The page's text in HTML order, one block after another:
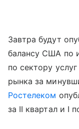
Завтра будут
балансу США по
по сектору
рынка за
Ростелеком
за II квартал и I